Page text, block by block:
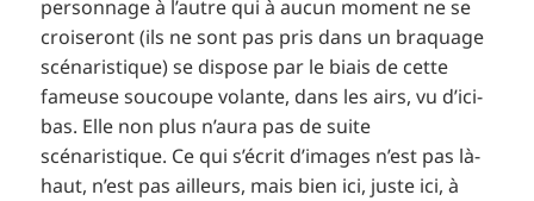
personnage à l’autre qui à aucun moment ne se
croiseront (ils ne sont pas pris dans un braquage
scénaristique) se dispose par le biais de cette
fameuse soucoupe volante, dans les airs, vu d’ici-
bas. Elle non plus n’aura pas de suite
scénaristique. Ce qui s’écrit d’images n’est pas là-
haut, n’est pas ailleurs, mais bien ici, juste ici, à